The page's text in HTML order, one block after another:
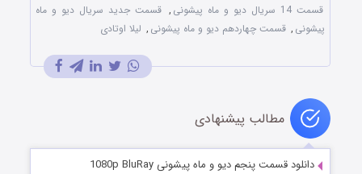
قسمت 14 سریال دیو و ماه پیشونی
, قسمت جدید سریال دیو و ماه
پیشونی , قسمت چهاردهم دیو و ماه پیشونی , لیلا اوتادی
مطالب پیشنهادی
دانلود قسمت پنجم دیو و ماه پیشونی 1080p BluRay